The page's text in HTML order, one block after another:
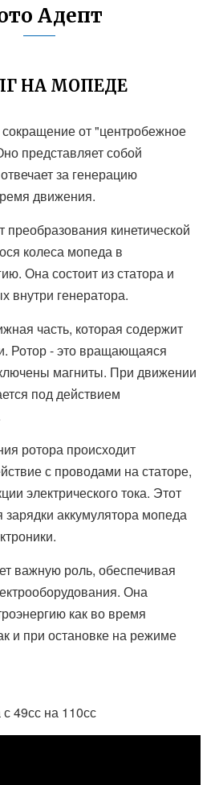
Адепт
НА МОПЕДЕ
от "центробежное
представляет собой
за генерацию
движения.
преобразования кинетической
колеса мопеда в
Она состоит из статора и
внутри генератора.
часть, которая содержит
Ротор - это вращающаяся
магниты. При движении
под действием
ротора происходит
с проводами на статоре,
электрического тока. Этот
зарядки аккумулятора мопеда
важную роль, обеспечивая
Она
как во время
и при остановке на режиме
49сс на 110сс